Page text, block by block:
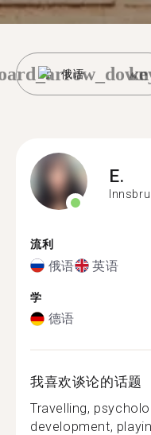
俄语
E.
流利
俄语 英语
学
德语
我喜欢谈论的话题
Travelling,
development,